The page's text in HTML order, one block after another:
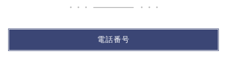
電話番号